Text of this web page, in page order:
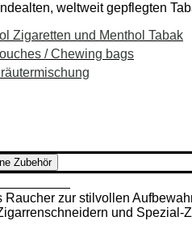
weltweit gepflegten
Zigaretten und Menthol Tabak
/ Chewing bags
Zubehör
zur stilvollen
und